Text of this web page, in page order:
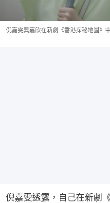
倪嘉雯龔嘉欣在新劇《香港探秘地圖》
倪嘉雯透露，自己在新劇